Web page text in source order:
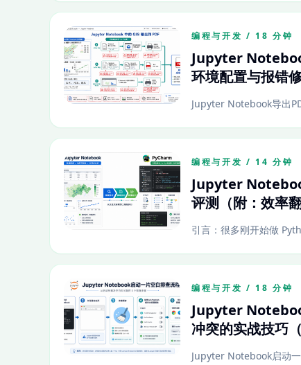
编程与开发 / 18 分钟
Jupyter
环境配置与报错
Jupyter Notebook导出
编程与开发 / 14 分钟
Jupyter
评测（附：效率
引言：很多刚开始做
编程与开发 / 18 分钟
Jupyter
冲突的实战技巧
Jupyter Notebook启动